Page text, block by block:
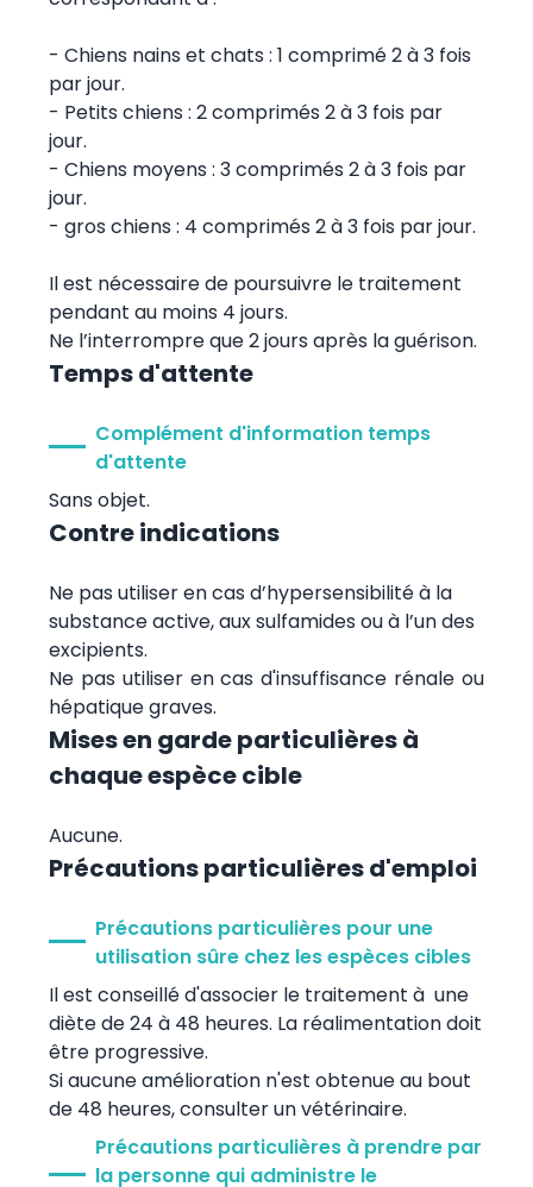
- Chiens nains et chats : 1 comprimé 2 à 3 fois
par jour.
- Petits chiens : 2 comprimés 2 à 3 fois par
jour.
- Chiens moyens : 3 comprimés 2 à 3 fois par
jour.
- gros chiens : 4 comprimés 2 à 3 fois par jour.
Il est nécessaire de poursuivre le traitement
pendant au moins 4 jours.
Ne l’interrompre que 2 jours après la guérison.
Temps d'attente
Complément d'information temps
d'attente
Sans objet.
Contre indications
Ne pas utiliser en cas d’hypersensibilité à la
substance active, aux sulfamides ou à l’un des
excipients.
Ne pas utiliser en cas d'insuffisance rénale ou
hépatique graves.
Mises en garde particulières à
chaque espèce cible
Aucune.
Précautions particulières d'emploi
Précautions particulières pour une
utilisation sûre chez les espèces cibles
Il est conseillé d'associer le traitement à une
diète de 24 à 48 heures. La réalimentation doit
être progressive.
Si aucune amélioration n'est obtenue au bout
de 48 heures, consulter un vétérinaire.
Précautions particulières à prendre par
la personne qui administre le